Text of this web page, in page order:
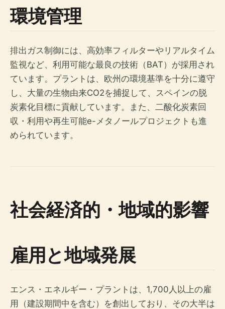
環境管理
排出ガス制御には、高効率フィルターやリアルタイム
監視など、利用可能な最良の技術（BAT）が採用され
ています。プラントは、欧州の環境基準を十分に遵守
し、大量の生物由来CO2を捕捉して、スペインの脱
炭素化目標に貢献しています。また、二酸化炭素回
収・利用や再生可能e-メタノールプロジェクトも進
められています。
社会経済的・地域的影響
雇用と地域発展
エンス・エネルギー・プラントは、1,700人以上の雇
用（建設期間中を含む）を創出しており、その大半は